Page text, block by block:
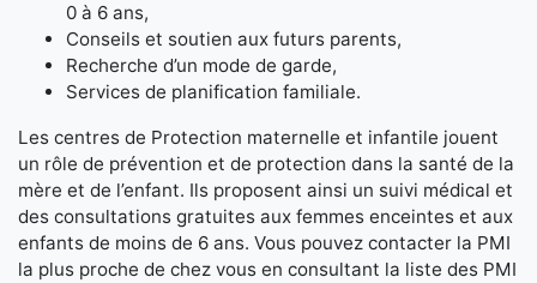
0 à 6 ans,
Conseils et soutien aux futurs parents,
Recherche d’un mode de garde,
Services de planification familiale.
Les centres de Protection maternelle et infantile jouent
un rôle de prévention et de protection dans la santé de la
mère et de l’enfant. Ils proposent ainsi un suivi médical et
des consultations gratuites aux femmes enceintes et aux
enfants de moins de 6 ans. Vous pouvez contacter la PMI
la plus proche de chez vous en consultant la liste des PMI